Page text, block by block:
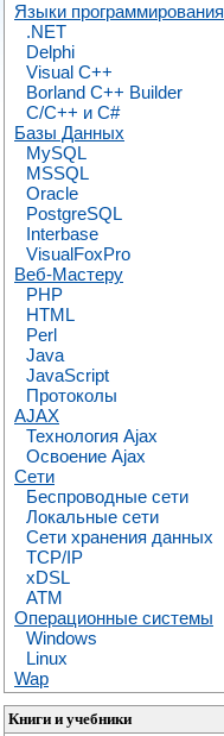
Языки программирования
.NET
Delphi
Visual C++
Borland C++ Builder
C/С++ и C#
Базы Данных
MySQL
MSSQL
Oracle
PostgreSQL
Interbase
VisualFoxPro
Веб-Мастеру
PHP
HTML
Perl
Java
JavaScript
Протоколы
AJAX
Технология Ajax
Освоение Ajax
Сети
Беспроводные сети
Локальные сети
Сети хранения данных
TCP/IP
xDSL
ATM
Операционные системы
Windows
Linux
Wap
Книги и учебники